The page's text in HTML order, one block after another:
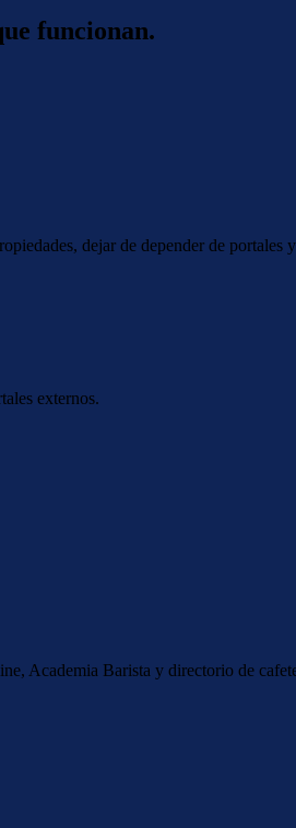
funcionan.
dejar de depender de
externos.
Academia Barista y directorio de